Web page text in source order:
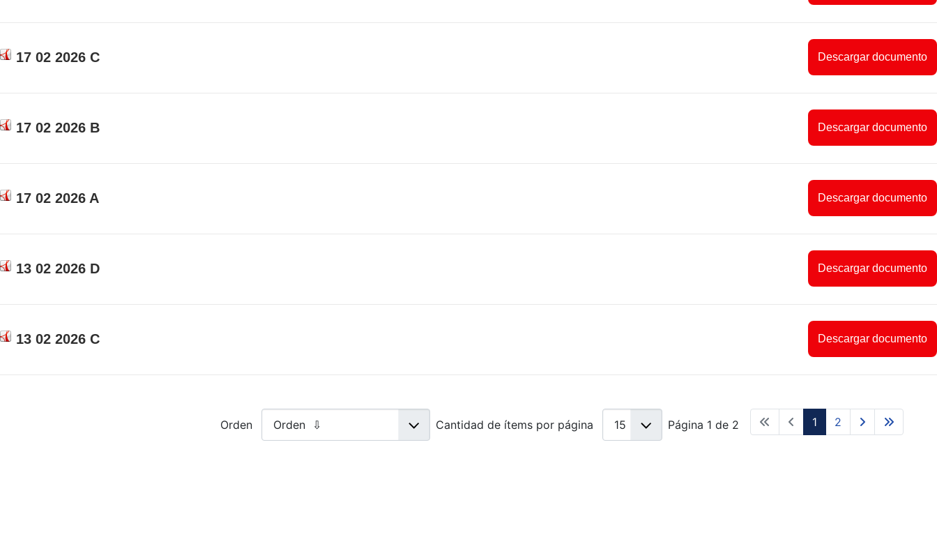
17 02 2026 C Descargar documento
17 02 2026 B Descargar documento
17 02 2026 A Descargar documento
13 02 2026 D Descargar documento
13 02 2026 C Descargar documento
Orden Cantidad de ítems por página Página 1 de 2 1 2